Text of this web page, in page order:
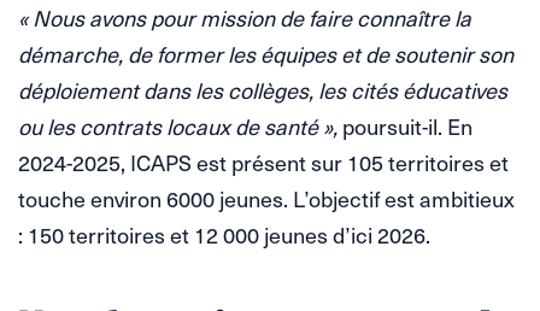
« Nous avons pour mission de faire connaître la
démarche, de former les équipes et de soutenir son
déploiement dans les collèges, les cités éducatives
ou les contrats locaux de santé », poursuit-il. En
2024-2025, ICAPS est présent sur 105 territoires et
touche environ 6000 jeunes. L’objectif est ambitieux
: 150 territoires et 12 000 jeunes d’ici 2026.